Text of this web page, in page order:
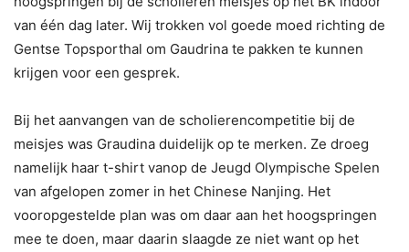
van één dag later. Wij trokken vol goede moed richting de
Gentse Topsporthal om Gaudrina te pakken te kunnen
krijgen voor een gesprek.
Bij het aanvangen van de scholierencompetitie bij de
meisjes was Graudina duidelijk op te merken. Ze droeg
namelijk haar t-shirt vanop de Jeugd Olympische Spelen
van afgelopen zomer in het Chinese Nanjing. Het
vooropgestelde plan was om daar aan het hoogspringen
mee te doen, maar daarin slaagde ze niet want op het